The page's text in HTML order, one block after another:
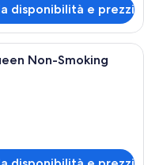
disponibilità e prezzi
d'albergo con un letto
Non-Smoking